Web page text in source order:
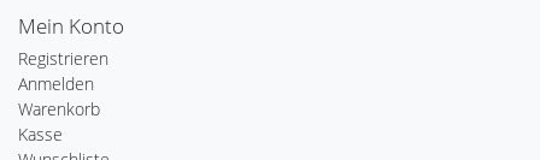
Mein Konto
Registrieren
Anmelden
Warenkorb
Kasse